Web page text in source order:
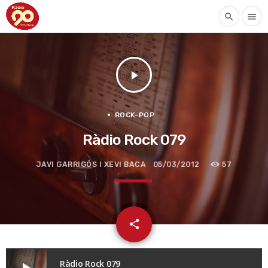
search menu
play_arrow
ROCK-POP
Ràdio Rock 079
JAVI GARRIGÓS I XEVI BACA 05/03/2012 57
share
email
Ràdio Rock 079